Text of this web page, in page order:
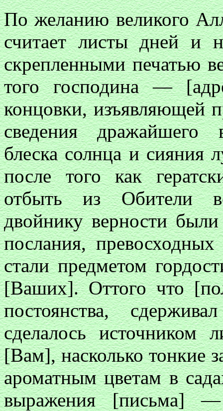
По желанию великого
считает листы дней и
скрепленными печатью
того господина —
концовки, изъявляющей
сведения дражайшего
блеска солнца и сияния
после того как
отбыть из Обители
двойнику верности
послания,
стали предметом
[Ваших]. Оттого что
постоянства,
сделалось источником
[Вам], насколько тонкие
ароматным цветам в
выражения [письма]